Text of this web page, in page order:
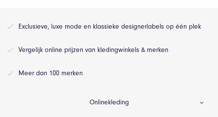
Exclusieve, luxe mode en klassieke designerlabels op één plek
Vergelijk online prijzen van kledingwinkels & merken
Meer dan 100 merken
Onlinekleding